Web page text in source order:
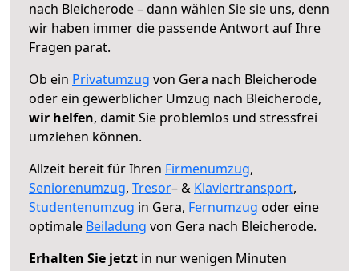
nach Bleicherode – dann wählen Sie sie uns, denn
wir haben immer die passende Antwort auf Ihre
Fragen parat.
Ob ein Privatumzug von Gera nach Bleicherode
oder ein gewerblicher Umzug nach Bleicherode,
wir helfen, damit Sie problemlos und stressfrei
umziehen können.
Allzeit bereit für Ihren Firmenumzug,
Seniorenumzug, Tresor– & Klaviertransport,
Studentenumzug in Gera, Fernumzug oder eine
optimale Beiladung von Gera nach Bleicherode.
Erhalten Sie jetzt in nur wenigen Minuten